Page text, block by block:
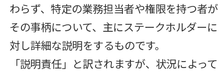
わらず、特定の業務担当者や権限を持つ者が
その事柄について、主にステークホルダーに
対し詳細な説明をするものです。
「説明責任」と訳されますが、状況によって